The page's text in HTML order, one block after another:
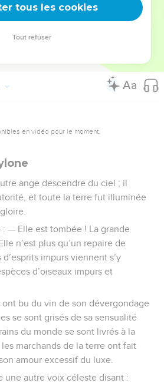
vue représente la grande capitale
tous les souverains du monde.
en vidéo pour le moment.
ange descendre du ciel ; il
et toute la terre fut illuminée
: — Elle est tombée ! La grande
n’est plus qu’un repaire de
impurs viennent s’y
d’oiseaux impurs et
ont bu du vin de son dévergondage
se sont grisés de sa sensualité
du monde se sont livrés à la
marchands de la terre ont fait
amour excessif du luxe.
une autre voix céleste disant :
tous les cookies
Tout refuser